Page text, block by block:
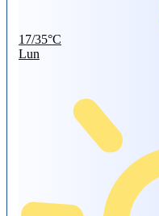
17/35°C
Lun